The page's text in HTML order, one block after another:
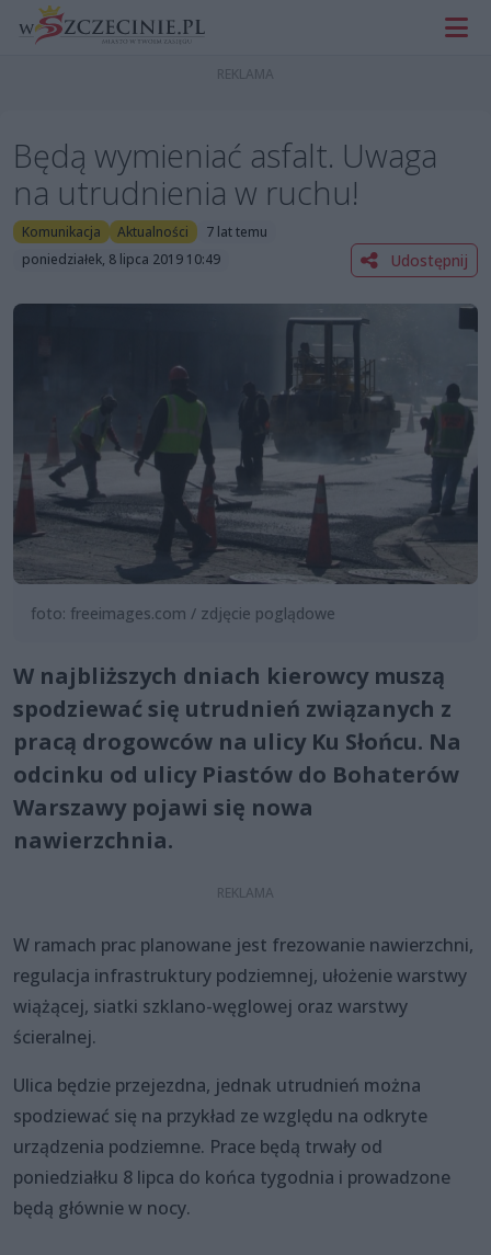
Będą wymieniać asfalt. Uwaga
na utrudnienia w ruchu!
Komunikacja Aktualności
7 lat temu
poniedziałek, 8 lipca 2019 10:49
Udostępnij
foto: freeimages.com / zdjęcie poglądowe
W najbliższych dniach kierowcy muszą
spodziewać się utrudnień związanych z
pracą drogowców na ulicy Ku Słońcu. Na
odcinku od ulicy Piastów do Bohaterów
Warszawy pojawi się nowa
nawierzchnia.
W ramach prac planowane jest frezowanie nawierzchni,
regulacja infrastruktury podziemnej, ułożenie warstwy
wiążącej, siatki szklano-węglowej oraz warstwy
ścieralnej.
Ulica będzie przejezdna, jednak utrudnień można
spodziewać się na przykład ze względu na odkryte
urządzenia podziemne. Prace będą trwały od
poniedziałku 8 lipca do końca tygodnia i prowadzone
będą głównie w nocy.